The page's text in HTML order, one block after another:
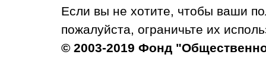
Если вы не хотите, чтобы ваши
пожалуйста, ограничьте их
© 2003-2019 Фонд